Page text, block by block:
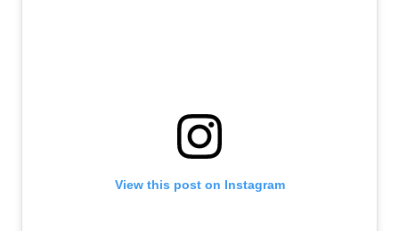
View this post on Instagram